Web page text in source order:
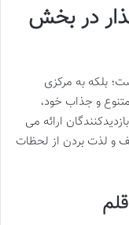
در بخش
بلکه به مرکزی
و جذاب خود،
ارائه می
و لذت بردن از لحظات